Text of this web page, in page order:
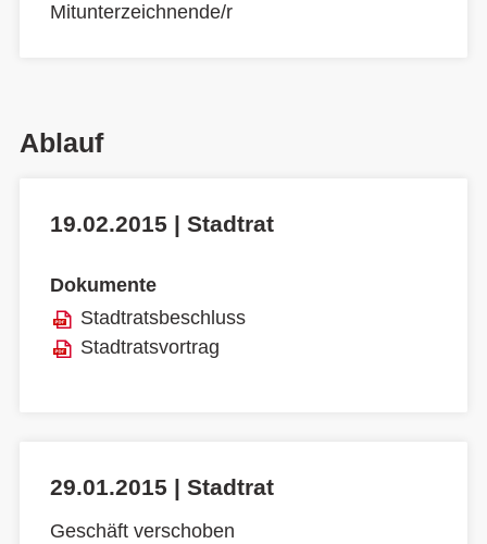
Mitunterzeichnende/r
Ablauf
19.02.2015 | Stadtrat
Dokumente
Stadtratsbeschluss
Stadtratsvortrag
29.01.2015 | Stadtrat
Geschäft verschoben